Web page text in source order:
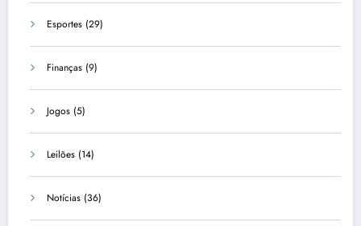
Esportes (29)
Finanças (9)
Jogos (5)
Leilões (14)
Notícias (36)